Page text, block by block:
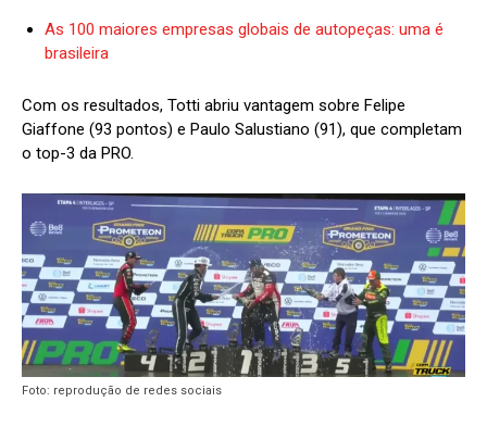
As 100 maiores empresas globais de autopeças: uma é
brasileira
Com os resultados, Totti abriu vantagem sobre Felipe
Giaffone (93 pontos) e Paulo Salustiano (91), que completam
o top-3 da PRO.
Foto: reprodução de redes sociais